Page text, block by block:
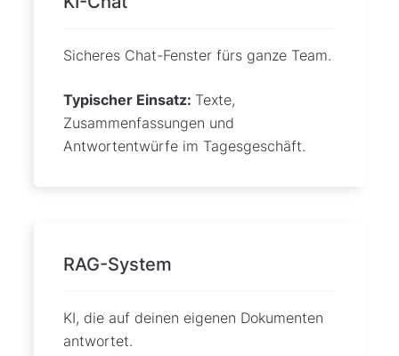
Sicheres Chat-Fenster fürs ganze Team.
Typischer Einsatz: Texte,
Zusammenfassungen und
Antwortentwürfe im Tagesgeschäft.
RAG-System
KI, die auf deinen eigenen Dokumenten
antwortet.